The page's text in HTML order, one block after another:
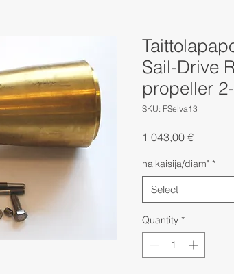
Sail-Drive
propeller
SKU: FSelva13
1 043,00 €Price
halkaisija/diam" *
Select
Quantity *